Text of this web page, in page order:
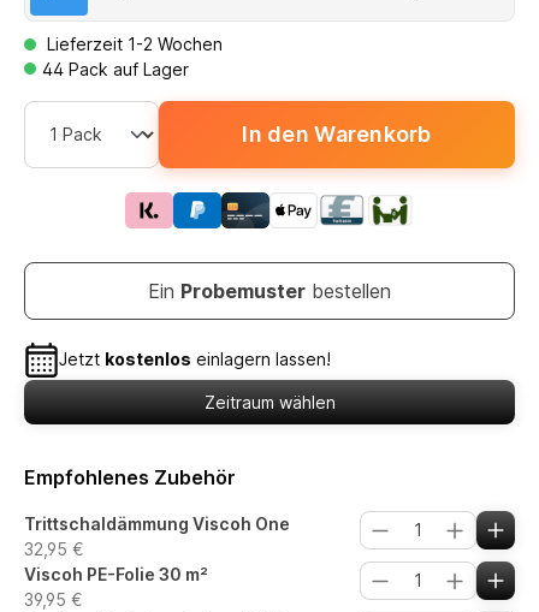
Lieferzeit 1-2 Wochen
44 Pack auf Lager
In den Warenkorb
Ein Probemuster bestellen
Jetzt kostenlos einlagern lassen!
Zeitraum wählen
Empfohlenes Zubehör
Trittschaldämmung Viscoh One
32,95 €
Viscoh PE-Folie 30 m²
39,95 €